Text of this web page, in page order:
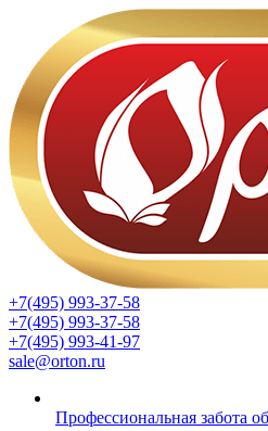
+7(495) 993-37-58
+7(495) 993-37-58
+7(495) 993-41-97
sale@orton.ru
Профессиональная забота